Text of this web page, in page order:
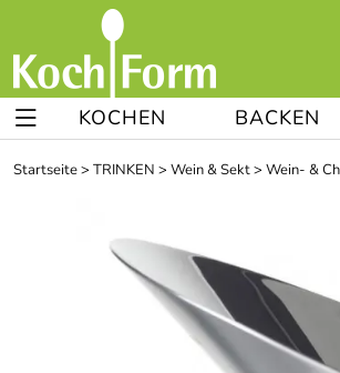
KOCHEN BACKEN
Startseite> TRINKEN > Wein & Sekt> Wein- &